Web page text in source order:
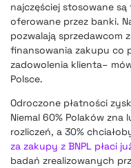
najczęściej stosowane
oferowane przez banki.
pozwalają sprzedawcom
finansowania zakupu co
zadowolenia klienta–
Polsce.
Odroczone płatności
Niemal 60% Polaków
rozliczeń, a 30%
za zakupy z BNPL płaci
badań zrealizowanych